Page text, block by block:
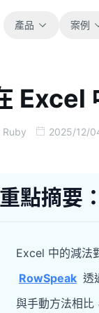
產品 案例
全部
營運
支援銷售
Excel
Ruby 2025/12/
重點摘要：
Excel 中的減法
RowSpeak 透
與手動方法相比